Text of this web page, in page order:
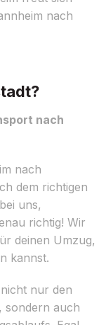
nach
nach
nach
dem richtigen
uns,
richtig! Wir
deinen Umzug,
kannst.
nur den
sondern auch